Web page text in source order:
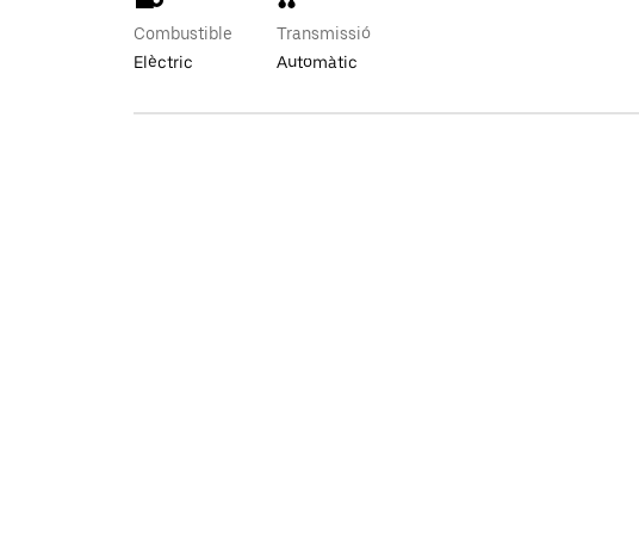
Combustible
Elèctric
Transmissió
Automàtic